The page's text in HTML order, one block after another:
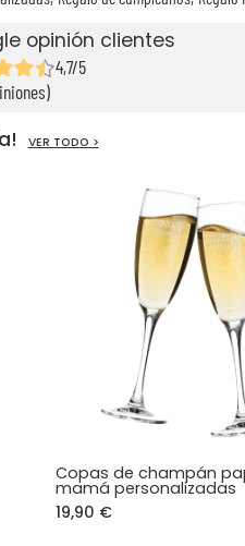
opinión clientes
4,7/5
VER TODO >
Copas de champán
mamá personalizadas
19,90 €